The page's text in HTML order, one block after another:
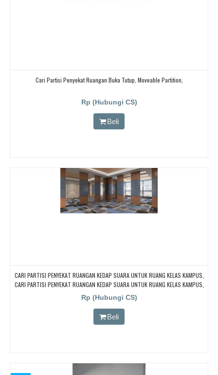
Cari Partisi Penyekat Ruangan Buka Tutup, Moveable Partition,
Rp (Hubungi CS)
Beli
CARI PARTISI PENYEKAT RUANGAN KEDAP SUARA UNTUK RUANG KELAS KAMPUS,
CARI PARTISI PENYEKAT RUANGAN KEDAP SUARA UNTUK RUANG KELAS KAMPUS,
CARI PARTISI PENYEKAT RUANGAN KEDAP SUARA UNTUK RUANG KELAS KAMPUS,
CARI PARTISI PENYEKAT RUANGAN KEDAP SUARA UNTUK RUANG KELAS KAMPUS,
CARI PARTISI PENYEKAT RUANGAN KEDAP SUARA UNTUK RUANG KELAS KAMPUS
Rp (Hubungi CS)
Beli